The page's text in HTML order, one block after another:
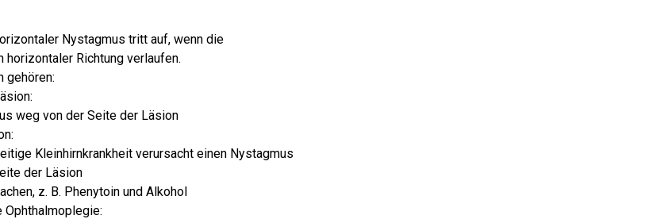
Nystagmus tritt auf, wenn die
horizontaler Richtung verlaufen.
gehören:
weg von der Seite der Läsion
Kleinhirnkrankheit verursacht einen Nystagmus
der Läsion
z. B. Phenytoin und Alkohol
Ophthalmoplegie: